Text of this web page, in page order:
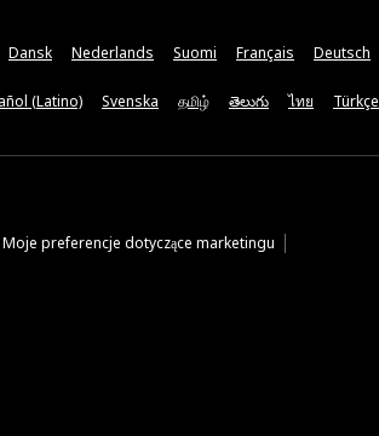
Dansk Nederlands Suomi Français Deutsch
(Latino) Svenska தமிழ் తెలుగు ไทย Türkçe
Moje preferencje dotyczące marketingu